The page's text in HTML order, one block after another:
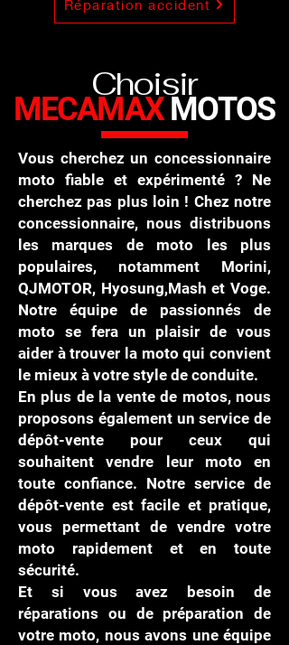
Réparation accident
Choisir
MECAMAXMOTOS
Vous cherchez un concessionnaire
moto fiable et expérimenté ? Ne
cherchez pas plus loin ! Chez notre
concessionnaire, nous distribuons
les marques de moto les plus
populaires, notamment Morini,
QJMOTOR, Hyosung,Mash et Voge.
Notre équipe de passionnés de
moto se fera un plaisir de vous
aider à trouver la moto qui convient
le mieux à votre style de conduite.
En plus de la vente de motos, nous
proposons également un service de
dépôt-vente pour ceux qui
souhaitent vendre leur moto en
toute confiance. Notre service de
dépôt-vente est facile et pratique,
vous permettant de vendre votre
moto rapidement et en toute
sécurité.
Et si vous avez besoin de
réparations ou de préparation de
votre moto, nous avons une équipe